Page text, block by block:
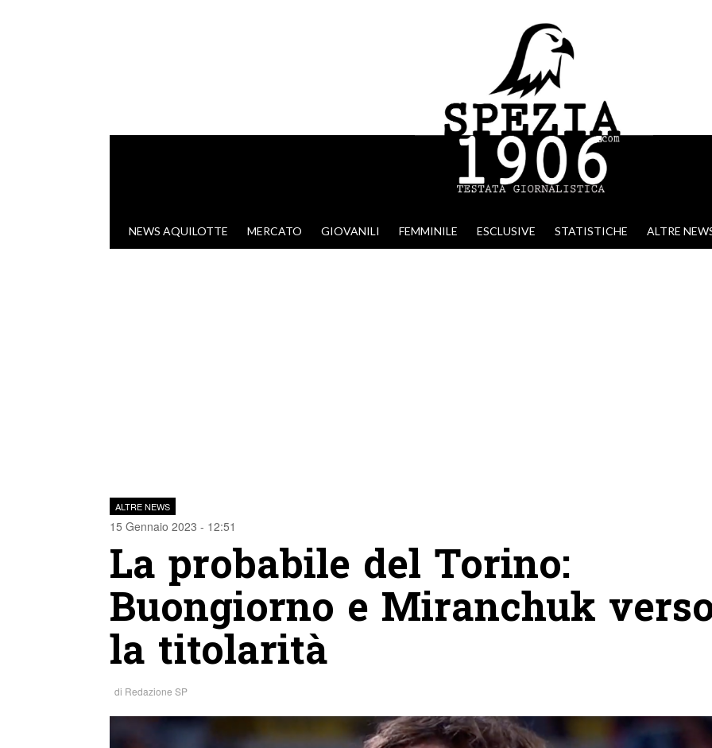
VAI AL CONTENUTO
NEWS AQUILOTTE MERCATO GIOVANILI FEMMINILE ESCLUSIVE STATISTICHE ALTRE
ALTRE NEWS
15 Gennaio 2023 - 12:51
La probabile del Torino:
Buongiorno e Miranchuk
la titolarità
di Redazione SP